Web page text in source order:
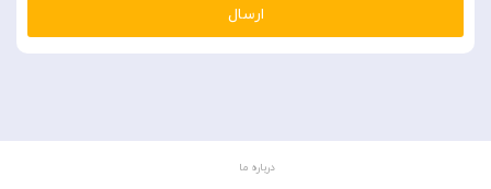
ارسال
درباره ما